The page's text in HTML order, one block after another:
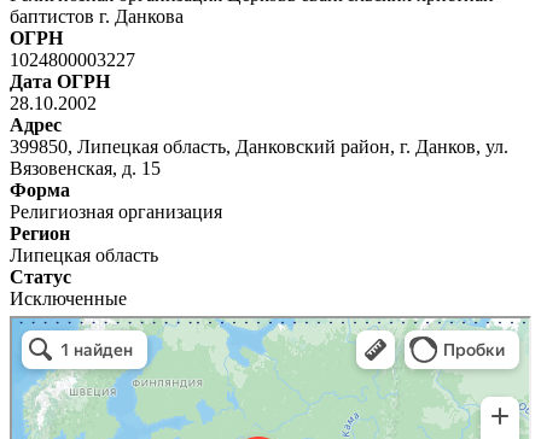
баптистов г. Данкова
ОГРН
1024800003227
Дата ОГРН
28.10.2002
Адрес
399850, Липецкая область, Данковский район, г. Данков, ул.
Вязовенская, д. 15
Форма
Религиозная организация
Регион
Липецкая область
Статус
Исключенные